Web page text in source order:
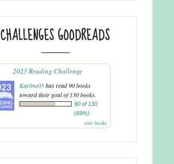
CHALLENGES GOODREADS
2023 Reading Challenge
Karline05has read 90 books
toward their goal of 130 books.
90 of 130
(69%)
view books